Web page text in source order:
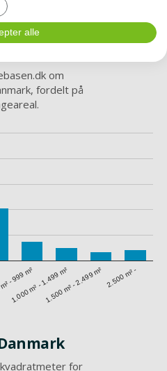
om
fordelt på
- 999 m²
1.000 m² - 1.499 m²1.500 m² - 2.499 m² 2.500 m² -
for
alle